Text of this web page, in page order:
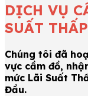
DỊCH VỤ
SUẤT
Chúng tôi đã
vực cầm đồ,
mức Lãi Suất
Đầu.